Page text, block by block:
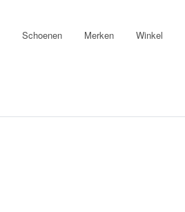
Schoenen Merken Winkel